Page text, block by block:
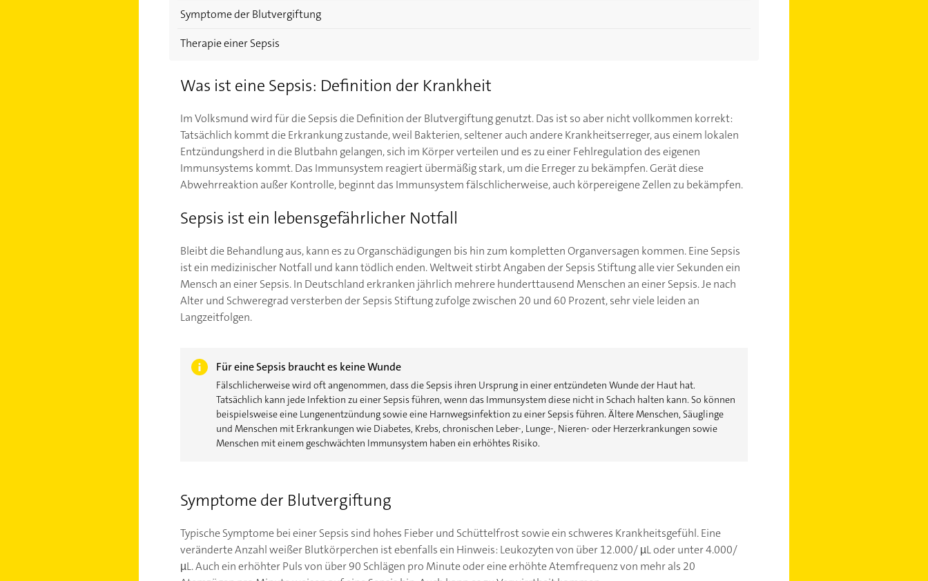
Symptome der Blutvergiftung
Therapie einer Sepsis
Was ist eine Sepsis: Definition der Krankheit
Im Volksmund wird für die Sepsis die Definition der Blutvergiftung genutzt. Das ist so aber nicht vollkommen korrekt:
Tatsächlich kommt die Erkrankung zustande, weil Bakterien, seltener auch andere Krankheitserreger, aus einem lokalen
Entzündungsherd in die Blutbahn gelangen, sich im Körper verteilen und es zu einer Fehlregulation des eigenen
Immunsystems kommt. Das Immunsystem reagiert übermäßig stark, um die Erreger zu bekämpfen. Gerät diese
Abwehrreaktion außer Kontrolle, beginnt das Immunsystem fälschlicherweise, auch körpereigene Zellen zu bekämpfen.
Sepsis ist ein lebensgefährlicher Notfall
Bleibt die Behandlung aus, kann es zu Organschädigungen bis hin zum kompletten Organversagen kommen. Eine Sepsis
ist ein medizinischer Notfall und kann tödlich enden. Weltweit stirbt Angaben der Sepsis Stiftung alle vier Sekunden ein
Mensch an einer Sepsis. In Deutschland erkranken jährlich mehrere hunderttausend Menschen an einer Sepsis. Je nach
Alter und Schweregrad versterben der Sepsis Stiftung zufolge zwischen 20 und 60 Prozent, sehr viele leiden an
Langzeitfolgen.
Für eine Sepsis braucht es keine Wunde
Fälschlicherweise wird oft angenommen, dass die Sepsis ihren Ursprung in einer entzündeten Wunde der Haut hat.
Tatsächlich kann jede Infektion zu einer Sepsis führen, wenn das Immunsystem diese nicht in Schach halten kann. So können
beispielsweise eine Lungenentzündung sowie eine Harnwegsinfektion zu einer Sepsis führen. Ältere Menschen, Säuglinge
und Menschen mit Erkrankungen wie Diabetes, Krebs, chronischen Leber-, Lunge-, Nieren- oder Herzerkrankungen sowie
Menschen mit einem geschwächten Immunsystem haben ein erhöhtes Risiko.
Symptome der Blutvergiftung
Typische Symptome bei einer Sepsis sind hohes Fieber und Schüttelfrost sowie ein schweres Krankheitsgefühl. Eine
veränderte Anzahl weißer Blutkörperchen ist ebenfalls ein Hinweis: Leukozyten von über 12.000/ µL oder unter 4.000/
µL. Auch ein erhöhter Puls von über 90 Schlägen pro Minute oder eine erhöhte Atemfrequenz von mehr als 20